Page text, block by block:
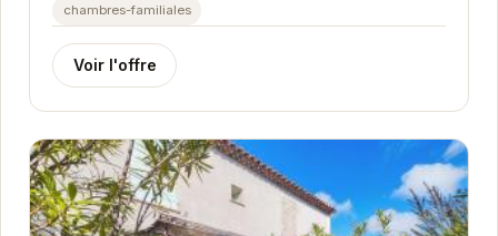
chambres-familiales
Voir l'offre